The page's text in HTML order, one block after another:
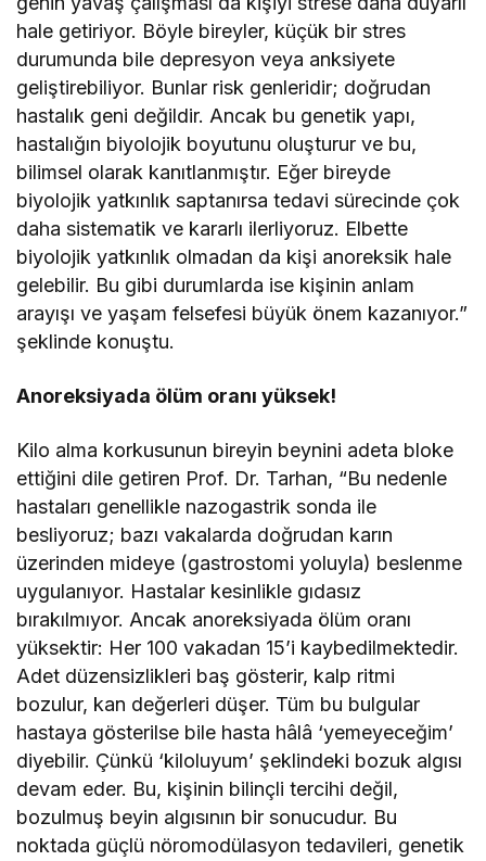
hale getiriyor. Böyle bireyler, küçük bir stres
durumunda bile depresyon veya anksiyete
geliştirebiliyor. Bunlar risk genleridir; doğrudan
hastalık geni değildir. Ancak bu genetik yapı,
hastalığın biyolojik boyutunu oluşturur ve bu,
bilimsel olarak kanıtlanmıştır. Eğer bireyde
biyolojik yatkınlık saptanırsa tedavi sürecinde çok
daha sistematik ve kararlı ilerliyoruz. Elbette
biyolojik yatkınlık olmadan da kişi anoreksik hale
gelebilir. Bu gibi durumlarda ise kişinin anlam
arayışı ve yaşam felsefesi büyük önem kazanıyor.”
şeklinde konuştu.
Anoreksiyada ölüm oranı yüksek!
Kilo alma korkusunun bireyin beynini adeta bloke
ettiğini dile getiren Prof. Dr. Tarhan, “Bu nedenle
hastaları genellikle nazogastrik sonda ile
besliyoruz; bazı vakalarda doğrudan karın
üzerinden mideye (gastrostomi yoluyla) beslenme
uygulanıyor. Hastalar kesinlikle gıdasız
bırakılmıyor. Ancak anoreksiyada ölüm oranı
yüksektir: Her 100 vakadan 15’i kaybedilmektedir.
Adet düzensizlikleri baş gösterir, kalp ritmi
bozulur, kan değerleri düşer. Tüm bu bulgular
hastaya gösterilse bile hasta hâlâ ‘yemeyeceğim’
diyebilir. Çünkü ‘kiloluyum’ şeklindeki bozuk algısı
devam eder. Bu, kişinin bilinçli tercihi değil,
bozulmuş beyin algısının bir sonucudur. Bu
noktada güçlü nöromodülasyon tedavileri, genetik